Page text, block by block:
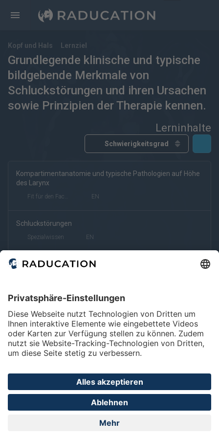
Kopf und Hals Lernziel
Grundlegende klinische und typische
bildgebende Merkmale von
Schluckstörungen und ihren Ursachen
sowie Prinzipien der Therapie kennen.
Lerninhalte
kostenfrei kostenpflichtig Deutsch Englisch
eRef
Kompartimentanatomie und typische Pathologien auf Höhe
des Larynx
Fit für den Facharzt EN
Schluckstörungen
Spezialwissen EN
Impressum